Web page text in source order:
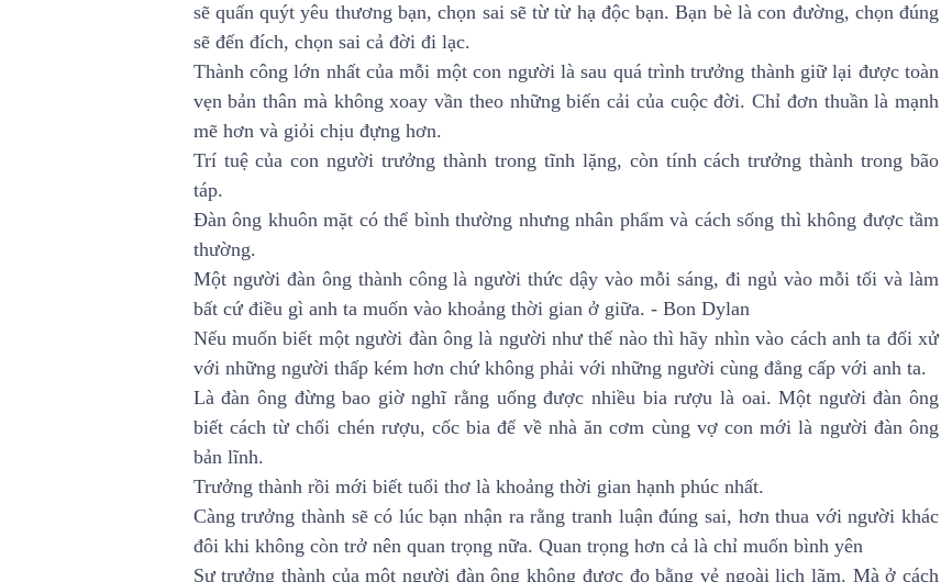
sẽ quấn quýt yêu thương bạn, chọn sai sẽ từ từ hạ độc bạn. Bạn bè là con đường, chọn đúng
sẽ đến đích, chọn sai cả đời đi lạc.
Thành công lớn nhất của mỗi một con người là sau quá trình trưởng thành giữ lại được toàn
vẹn bản thân mà không xoay vần theo những biến cải của cuộc đời. Chỉ đơn thuần là mạnh
mẽ hơn và giỏi chịu đựng hơn.
Trí tuệ của con người trưởng thành trong tĩnh lặng, còn tính cách trưởng thành trong bão
táp.
Đàn ông khuôn mặt có thể bình thường nhưng nhân phẩm và cách sống thì không được tầm
thường.
Một người đàn ông thành công là người thức dậy vào mỗi sáng, đi ngủ vào mỗi tối và làm
bất cứ điều gì anh ta muốn vào khoảng thời gian ở giữa. - Bon Dylan
Nếu muốn biết một người đàn ông là người như thế nào thì hãy nhìn vào cách anh ta đối xử
với những người thấp kém hơn chứ không phải với những người cùng đẳng cấp với anh ta.
Là đàn ông đừng bao giờ nghĩ rằng uống được nhiều bia rượu là oai. Một người đàn ông
biết cách từ chối chén rượu, cốc bia để về nhà ăn cơm cùng vợ con mới là người đàn ông
bản lĩnh.
Trưởng thành rồi mới biết tuổi thơ là khoảng thời gian hạnh phúc nhất.
Càng trưởng thành sẽ có lúc bạn nhận ra rằng tranh luận đúng sai, hơn thua với người khác
đôi khi không còn trở nên quan trọng nữa. Quan trọng hơn cả là chỉ muốn bình yên
Sự trưởng thành của một người đàn ông không được đo bằng vẻ ngoài lịch lãm. Mà ở cách